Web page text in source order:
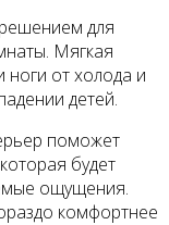
для
Мягкая
от холода и
детей.
поможет
будет
ощущения.
комфортнее